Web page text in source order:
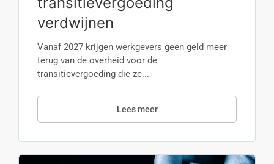
verdwijnen
Vanaf 2027 krijgen werkgevers geen geld meer
terug van de overheid voor de
transitievergoeding die ze...
Lees meer